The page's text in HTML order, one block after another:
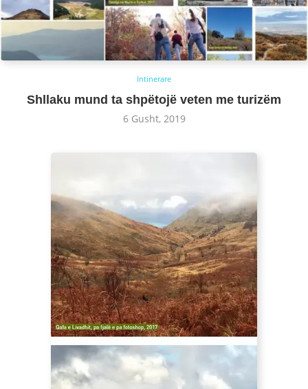
Intinerare
Shllaku mund ta shpëtojë veten me turizëm
6 Gusht, 2019